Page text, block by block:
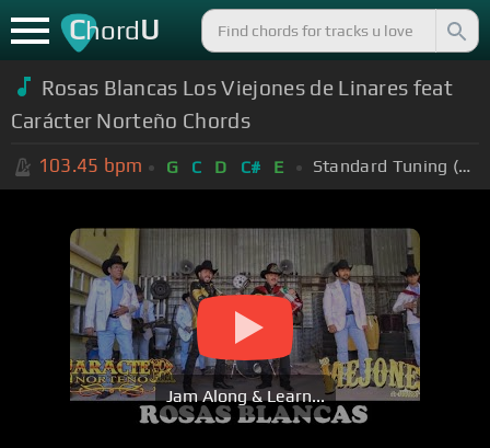
ChordU
Rosas Blancas Los Viejones de Linares feat
Carácter Norteño Chords
103.45 bpm G C D C# E Standard Tuning (EADGBE)
Jam Along & Learn...